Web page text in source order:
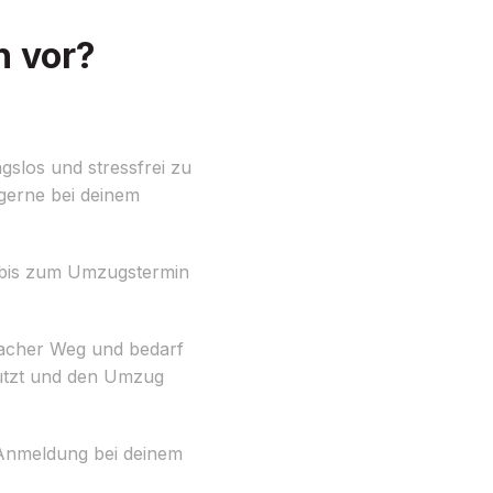
vor?
und stressfrei zu
bei deinem
zum Umzugstermin
Weg und bedarf
und den Umzug
bei deinem